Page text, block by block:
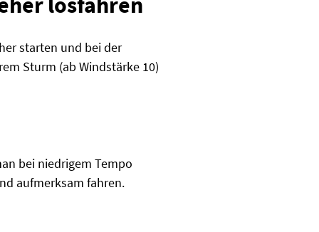
starten und bei der
Sturm (ab Windstärke 10)
bei niedrigem Tempo
aufmerksam fahren.